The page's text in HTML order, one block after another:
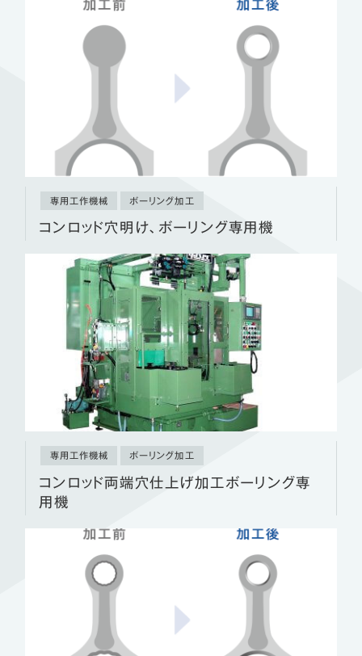
専用工作機械 ボーリング加工
コンロッド穴明け、ボーリング専用機
専用工作機械 ボーリング加工
コンロッド両端穴仕上げ加工ボーリング専
用機